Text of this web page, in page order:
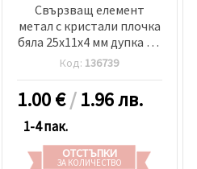
Свързващ елемент
метал с кристали плочка
бяла 25x11x4 мм дупка 1.5
мм цвят сребро -2 броя
Код: 136739
1.00€/1.96 лв.
1-4 пак.
ОТСТЪПКИ
ЗА КОЛИЧЕСТВО